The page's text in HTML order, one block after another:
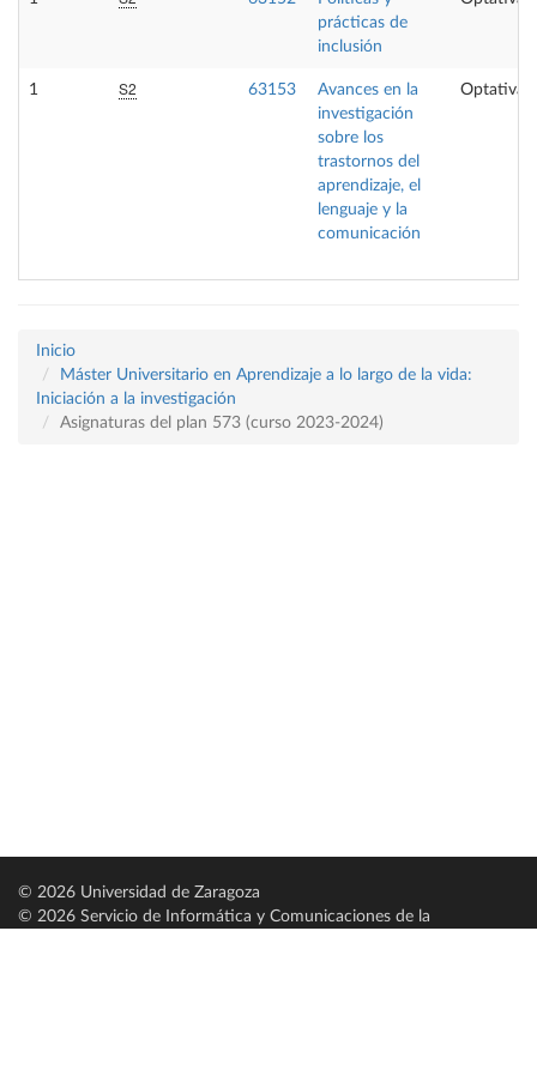
prácticas de
inclusión
1 S2 63153
Avances en la
investigación
sobre los
trastornos del
aprendizaje, el
lenguaje y la
comunicación
Optativa
Inicio
Máster Universitario en Aprendizaje a lo largo de la vida:
Iniciación a la investigación
Asignaturas del plan 573 (curso 2023-2024)
© 2026 Universidad de Zaragoza
© 2026 Servicio de Informática y Comunicaciones de la